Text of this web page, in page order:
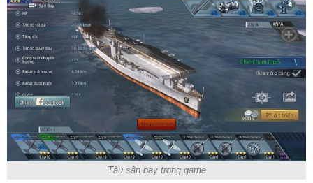
Tàu sân bay trong game